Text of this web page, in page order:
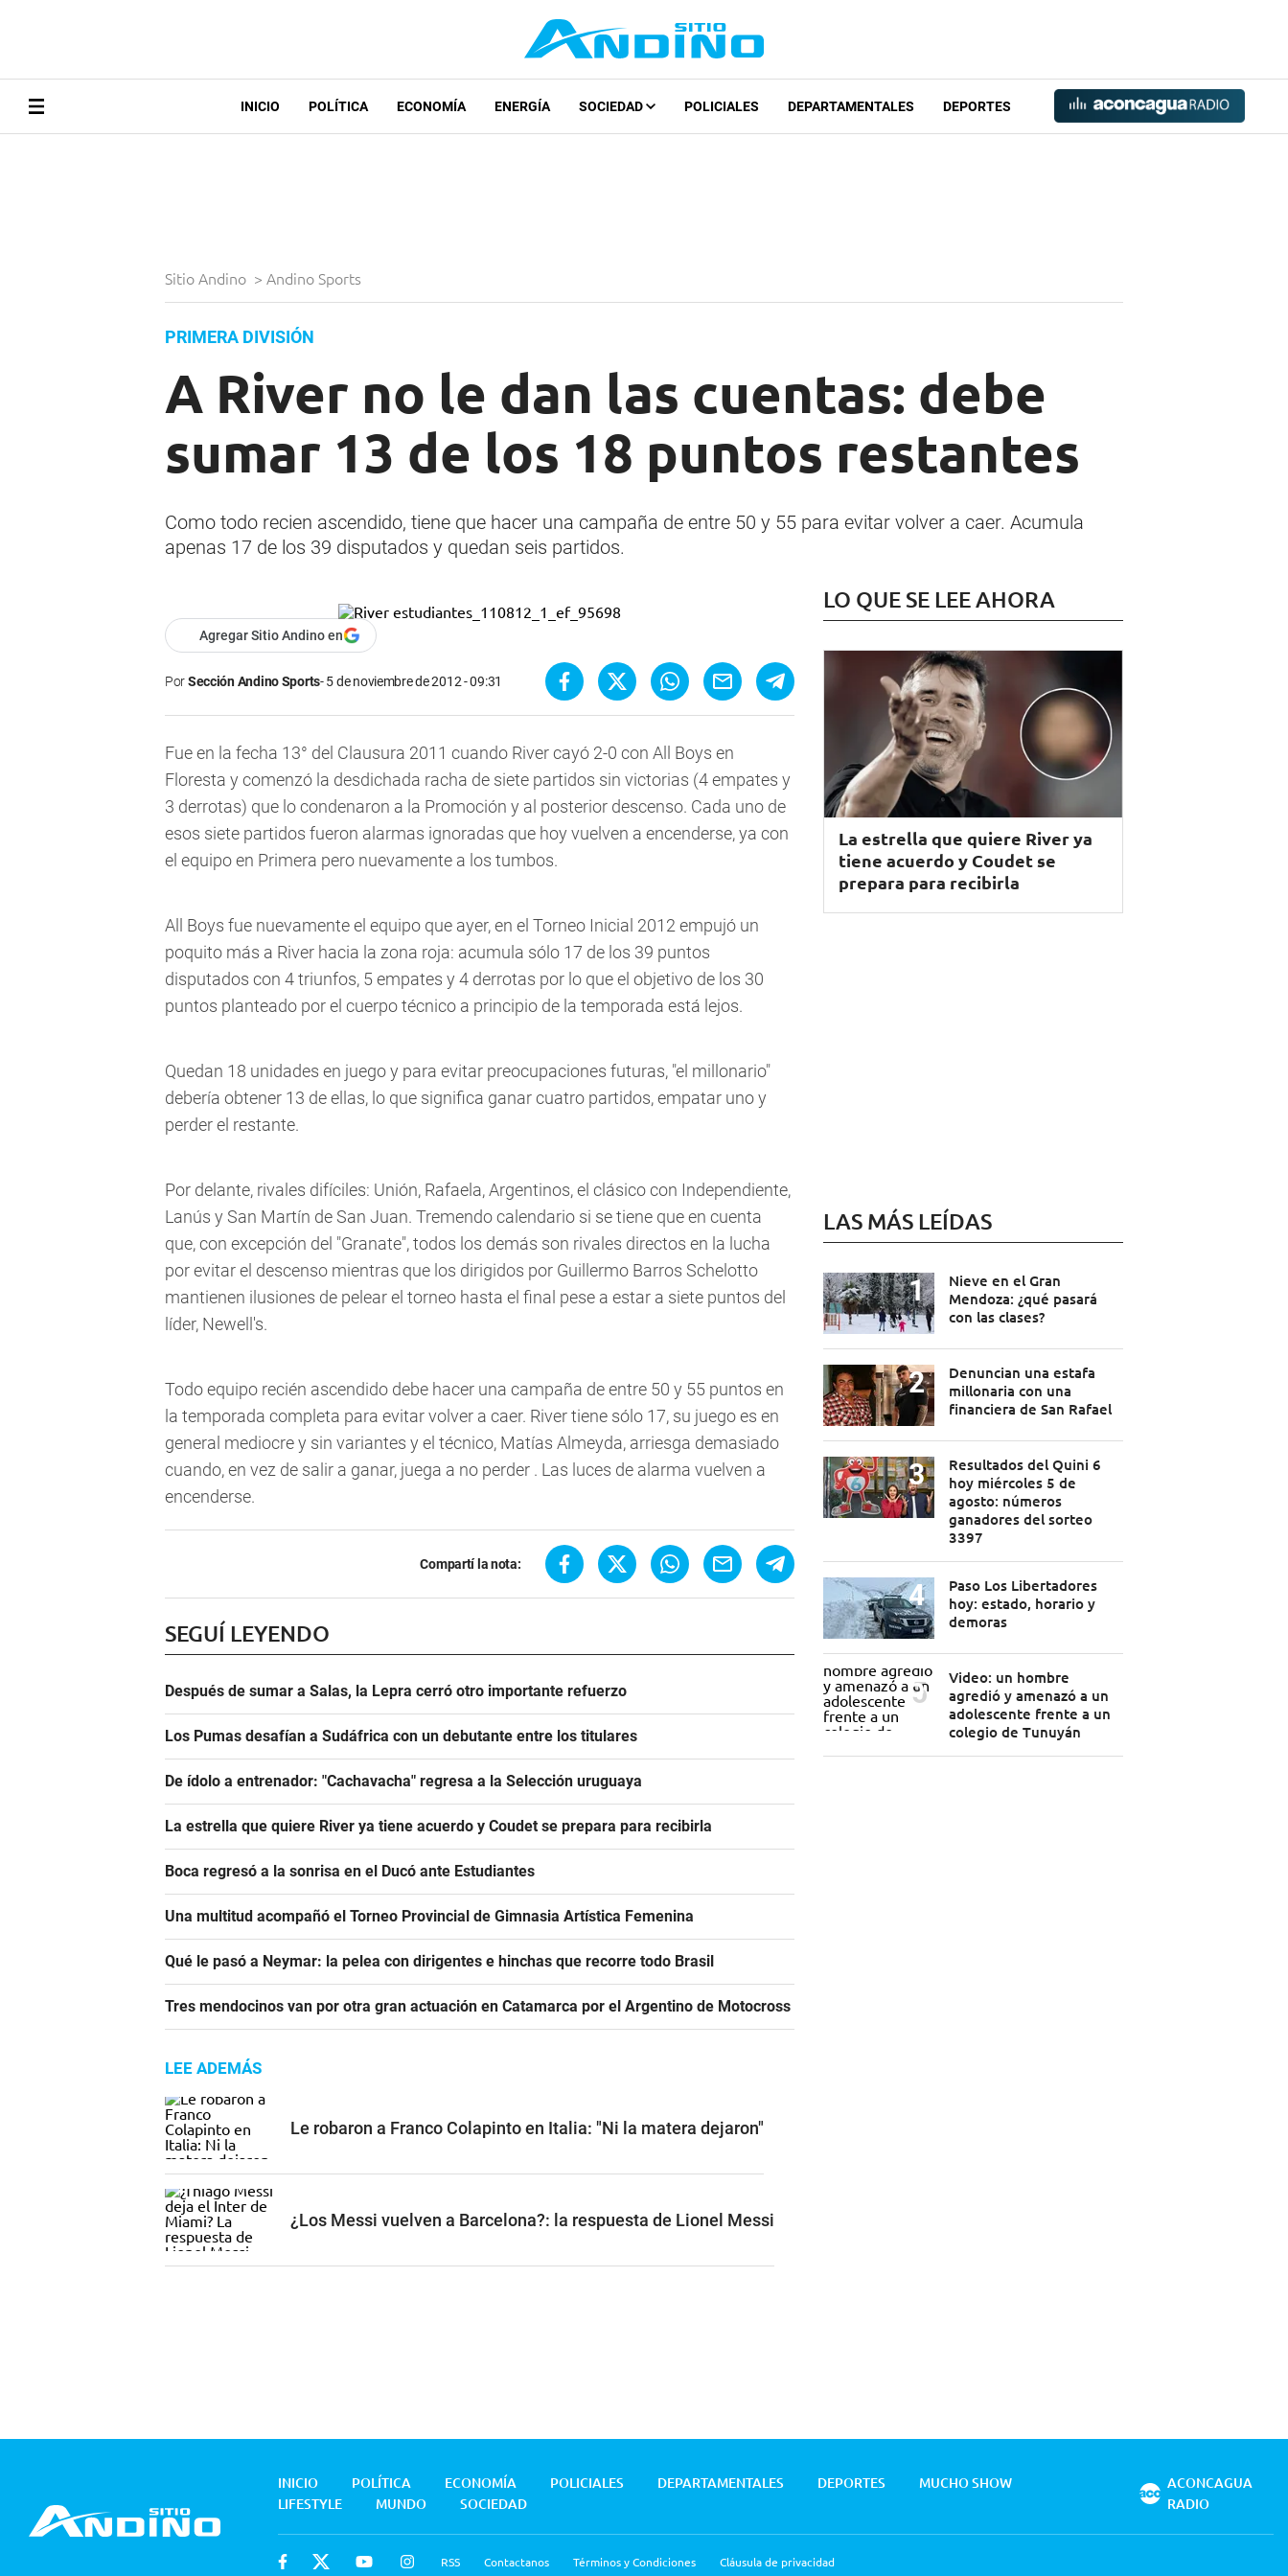
INICIO POLÍTICA ECONOMÍA ENERGÍA SOCIEDAD POLICIALES DEPARTAMENTALES DEPORTES
Sitio Andino > Andino Sports
PRIMERA DIVISIÓN
A River no le dan las cuentas: debe
sumar 13 de los 18 puntos restantes
Como todo recien ascendido, tiene que hacer una campaña de entre 50 y 55 para evitar volver a caer. Acumula
apenas 17 de los 39 disputados y quedan seis partidos.
Agregar Sitio Andino en
PorSección Andino Sports 5 de noviembre de 2012 - 09:31
Fue en la fecha 13° del Clausura 2011 cuando River cayó 2-0 con All Boys en
Floresta y comenzó la desdichada racha de siete partidos sin victorias (4 empates y
3 derrotas) que lo condenaron a la Promoción y al posterior descenso. Cada uno de
esos siete partidos fueron alarmas ignoradas que hoy vuelven a encenderse, ya con
el equipo en Primera pero nuevamente a los tumbos.
All Boys fue nuevamente el equipo que ayer, en el Torneo Inicial 2012 empujó un
poquito más a River hacia la zona roja: acumula sólo 17 de los 39 puntos
disputados con 4 triunfos, 5 empates y 4 derrotas por lo que el objetivo de los 30
puntos planteado por el cuerpo técnico a principio de la temporada está lejos.
Quedan 18 unidades en juego y para evitar preocupaciones futuras, "el millonario"
debería obtener 13 de ellas, lo que significa ganar cuatro partidos, empatar uno y
perder el restante.
Por delante, rivales difíciles: Unión, Rafaela, Argentinos, el clásico con Independiente,
Lanús y San Martín de San Juan. Tremendo calendario si se tiene que en cuenta
que, con excepción del "Granate", todos los demás son rivales directos en la lucha
por evitar el descenso mientras que los dirigidos por Guillermo Barros Schelotto
mantienen ilusiones de pelear el torneo hasta el final pese a estar a siete puntos del
líder, Newell's.
Todo equipo recién ascendido debe hacer una campaña de entre 50 y 55 puntos en
la temporada completa para evitar volver a caer. River tiene sólo 17, su juego es en
general mediocre y sin variantes y el técnico, Matías Almeyda, arriesga demasiado
cuando, en vez de salir a ganar, juega a no perder . Las luces de alarma vuelven a
encenderse.
Compartí la nota:
SEGUÍ LEYENDO
Después de sumar a Salas, la Lepra cerró otro importante refuerzo
Los Pumas desafían a Sudáfrica con un debutante entre los titulares
De ídolo a entrenador: "Cachavacha" regresa a la Selección uruguaya
La estrella que quiere River ya tiene acuerdo y Coudet se prepara para recibirla
Boca regresó a la sonrisa en el Ducó ante Estudiantes
Una multitud acompañó el Torneo Provincial de Gimnasia Artística Femenina
Qué le pasó a Neymar: la pelea con dirigentes e hinchas que recorre todo Brasil
Tres mendocinos van por otra gran actuación en Catamarca por el Argentino de Motocross
LEE ADEMÁS
Le robaron a Franco Colapinto en Italia: "Ni la matera dejaron"
¿Los Messi vuelven a Barcelona?: la respuesta de Lionel Messi
LO QUE SE LEE AHORA
La estrella que quiere River ya
tiene acuerdo y Coudet se
prepara para recibirla
LAS MÁS LEÍDAS
Nieve en el Gran
Mendoza: ¿qué pasará
con las clases?
Denuncian una estafa
millonaria con una
financiera de San Rafael
Resultados del Quini 6
hoy miércoles 5 de
agosto: números
ganadores del sorteo
3397
Paso Los Libertadores
hoy: estado, horario y
demoras
Video: un hombre
agredió y amenazó a un
adolescente frente a un
colegio de Tunuyán
INICIO POLÍTICA ECONOMÍA POLICIALES DEPARTAMENTALES DEPORTES
MUCHO SHOW
LIFESTYLE
MUNDO SOCIEDAD
RSS Contactanos Términos y Condiciones Cláusula de privacidad
ACONCAGUA
RADIO